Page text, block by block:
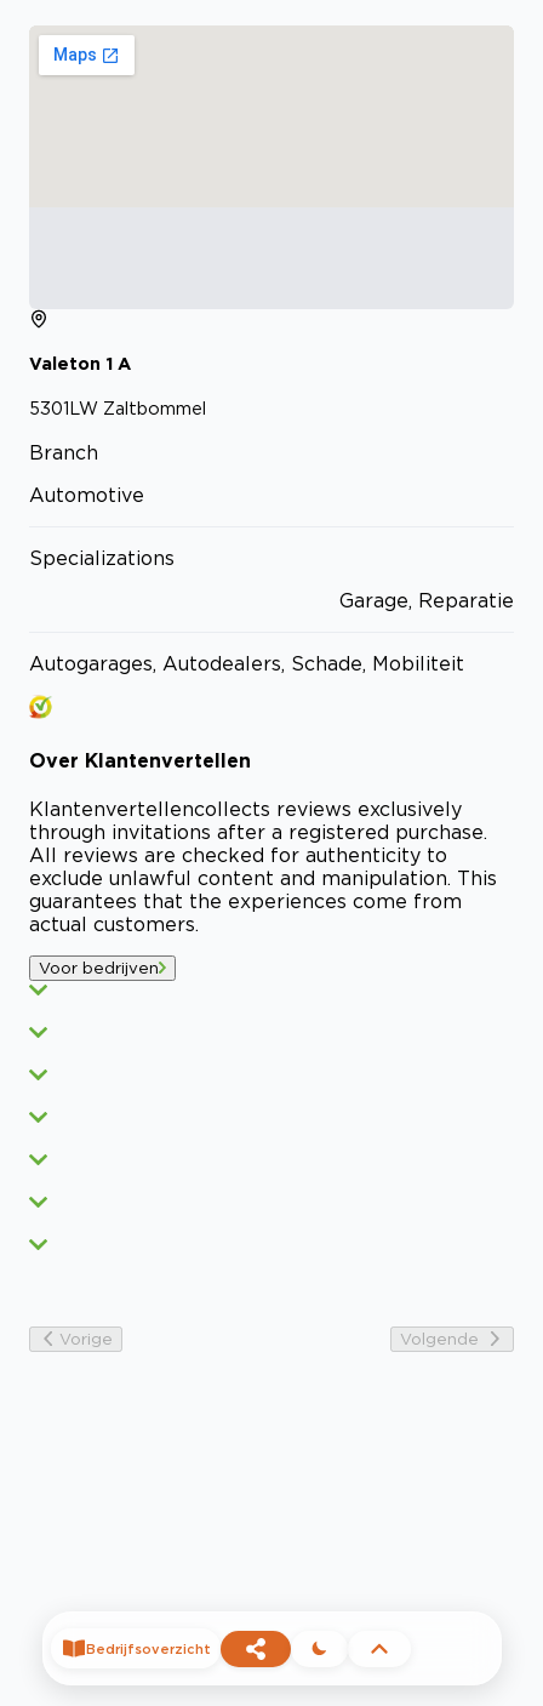
Valeton 1 A
5301LW Zaltbommel
Branch
Automotive
Specializations
Garage, Reparatie
Autogarages, Autodealers, Schade, Mobiliteit
Over Klantenvertellen
Klantenvertellencollects reviews exclusively
through invitations after a registered purchase.
All reviews are checked for authenticity to
exclude unlawful content and manipulation. This
guarantees that the experiences come from
actual customers.
Voor bedrijven
Vorige Volgende
Bedrijfsoverzicht